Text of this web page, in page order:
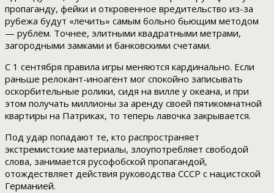
пропаганду, фейки и откровенное вредительство из-за
рубежа будут «лечить» самым больно бьющим методом
— рублём. Точнее, элитными квадратными метрами,
загородными замками и банковскими счетами.
С 1 сентября правила игры меняются кардинально. Если
раньше релокант-иноагент мог спокойно записывать
оскорбительные ролики, сидя на вилле у океана, и при
этом получать миллионы за аренду своей пятикомнатной
квартиры на Патриках, то теперь лавочка закрывается.
Под удар попадают те, кто распространяет
экстремистские материалы, злоупотребляет свободой
слова, занимается русофобской пропагандой,
отождествляет действия руководства СССР с нацистской
Германией.